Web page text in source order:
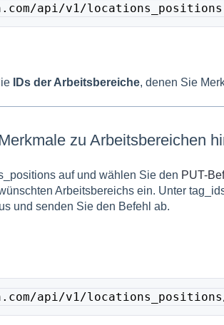
api/v1/locations_positions
IDs der Arbeitsbereiche, denen Sie
zu Arbeitsbereichen
auf und wählen Sie den PUT-
Arbeitsbereichs ein. Unter
und senden Sie den Befehl ab.
api/v1/